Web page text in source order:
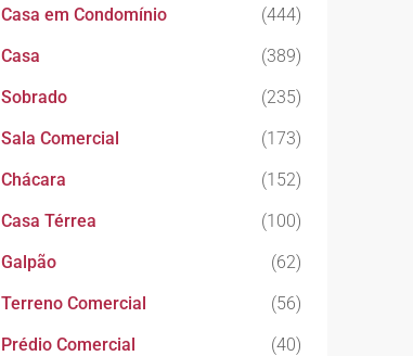
Casa em Condomínio
(444)
Casa
(389)
Sobrado
(235)
Sala Comercial
(173)
Chácara
(152)
Casa Térrea
(100)
Galpão
(62)
Terreno Comercial
(56)
Prédio Comercial
(40)